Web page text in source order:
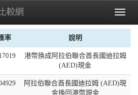
Toggle
較網
率 說明
港幣換成阿拉伯聯合酋長國迪拉姆
(AED)現金
阿拉伯聯合酋長國迪拉姆 (AED)現
金換回港幣現金